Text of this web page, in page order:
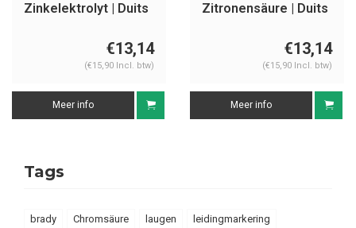
Zinkelektrolyt | Duits
€13,14
(€15,90 Incl. btw)
Meer info
Zitronensäure | Duits
€13,14
(€15,90 Incl. btw)
Meer info
Tags
brady Chromsäure laugen leidingmarkering